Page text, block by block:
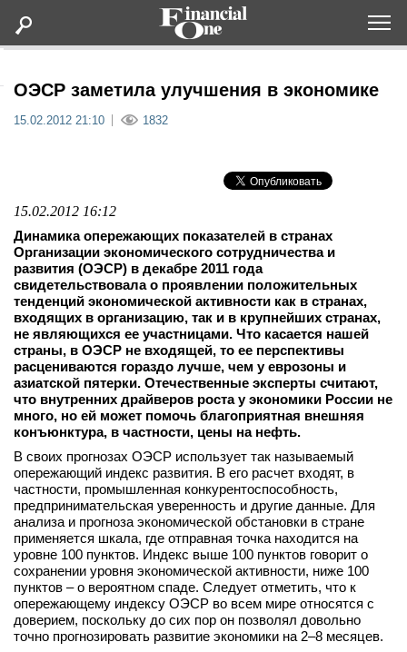
Lifestyle
Мероприятия
Новости
Интервью
телеграм
Стать автором
Вход
ОЭСР заметила улучшения в экономике
15.02.2012 21:10 1832
15.02.2012 16:12
Динамика опережающих показателей в странах
Организации экономического сотрудничества и
развития (ОЭСР) в декабре 2011 года
свидетельствовала о проявлении положительных
тенденций экономической активности как в странах,
входящих в организацию, так и в крупнейших странах,
не являющихся ее участницами. Что касается нашей
страны, в ОЭСР не входящей, то ее перспективы
расцениваются гораздо лучше, чем у еврозоны и
азиатской пятерки. Отечественные эксперты считают,
что внутренних драйверов роста у экономики России не
много, но ей может помочь благоприятная внешняя
конъюнктура, в частности, цены на нефть.
В своих прогнозах ОЭСР использует так называемый
опережающий индекс развития. В его расчет входят, в
частности, промышленная конкурентоспособность,
предпринимательская уверенность и другие данные. Для
анализа и прогноза экономической обстановки в стране
применяется шкала, где отправная точка находится на
уровне 100 пунктов. Индекс выше 100 пунктов говорит о
сохранении уровня экономической активности, ниже 100
пунктов – о вероятном спаде. Следует отметить, что к
опережающему индексу ОЭСР во всем мире относятся с
доверием, поскольку до сих пор он позволял довольно
точно прогнозировать развитие экономики на 2–8 месяцев.